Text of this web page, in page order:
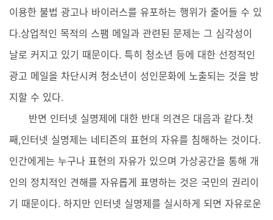
이용한 불법 광고나 바이러스를 유포하는 행위가 줄어들 수 있
다.상업적인 목적의 스팸 메일과 관련된 문제는 그 심각성이
날로 커지고 있기 때문이다. 특히 청소년 등에 대한 선정적인
광고 메일을 차단시켜 청소년이 성인문화에 노출되는 것을 방
지할 수 있다.
반면 인터넷 실명제에 대한 반대 의견은 대음과 같다.첫
째,인터넷 실명제는 네티즌의 표현의 자유를 침해하는 것이다.
인간에게는 누구나 표현의 자유가 있으며 가상공간을 통해 개
인의 정치적인 견해를 자유롭게 표명하는 것은 국민의 권리이
기 때문이다. 하지만 인터넷 실명제를 실시하게 되면 자유로운